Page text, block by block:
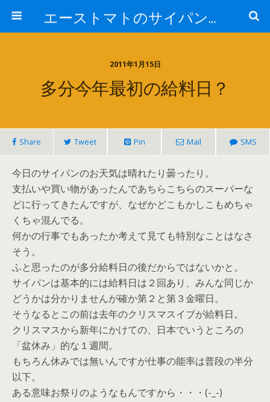
エーストマトのサイパンダイビング日記
2011年1月15日
多分今年最初の給料日？
Share Tweet Pin Mail SMS
今日のサイパンのお天気は晴れたり曇ったり。
支払いや買い物があったんであちらこちらのスーパーな
どに行ってきたんですが、なぜかどこもかしこもめちゃ
くちゃ混んでる。
何かの行事でもあったか考えて見ても特別なことはなさ
そう。
ふと思ったのが多分給料日の後だからではないかと。
サイパンは基本的には給料日は２回あり、みんな同じか
どうかは分かりませんが確か第２と第３金曜日。
そうなるとこの前は去年のクリスマスイブが給料日。
クリスマスから新年にかけての、日本でいうところの
「盆休み」的な１週間。
もちろん休みでは無いんですが仕事の能率は普段の半分
以下。
ある意味お祭りのようなもんですから・・・(-_-)